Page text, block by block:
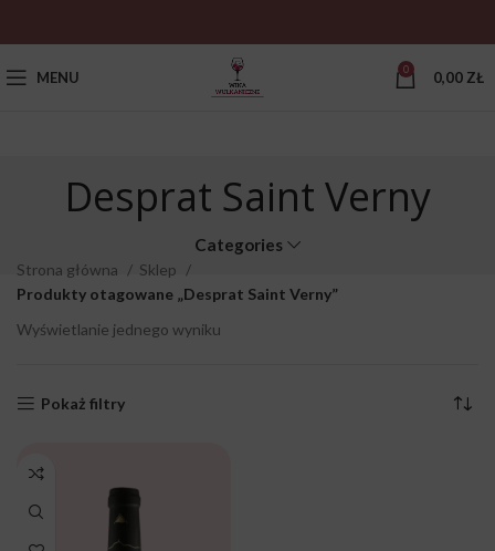
MENU 0 0,00 ZŁ
Desprat Saint Verny
Categories
Strona główna
Sklep
Produkty otagowane „Desprat Saint Verny”
Wyświetlanie jednego wyniku
Pokaż filtry